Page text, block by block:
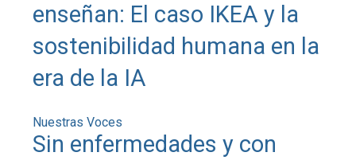
enseñan: El caso IKEA y la
sostenibilidad humana en la
era de la IA
Nuestras Voces
Sin enfermedades y con